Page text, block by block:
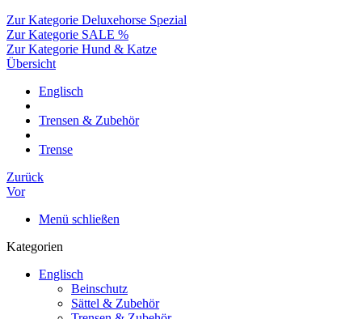
Zur Kategorie Deluxehorse Spezial
Zur Kategorie SALE %
Zur Kategorie Hund & Katze
Übersicht
Englisch
Trensen & Zubehör
Trense
Zurück
Vor
Menü schließen
Kategorien
Englisch
Beinschutz
Sättel & Zubehör